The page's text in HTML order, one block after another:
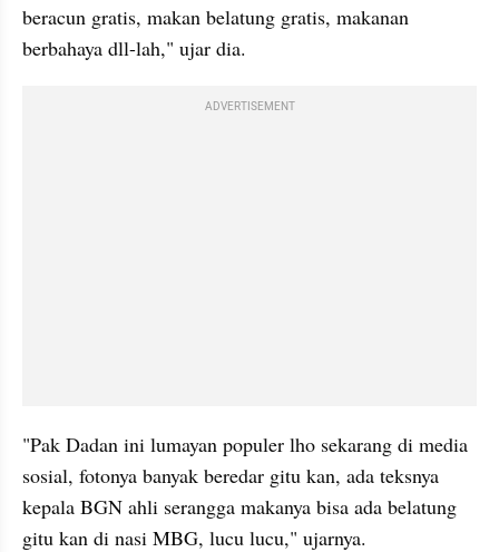
beracun gratis, makan belatung gratis, makanan
berbahaya dll-lah," ujar dia.
ADVERTISEMENT
"Pak Dadan ini lumayan populer lho sekarang di media
sosial, fotonya banyak beredar gitu kan, ada teksnya
kepala BGN ahli serangga makanya bisa ada belatung
gitu kan di nasi MBG, lucu lucu," ujarnya.